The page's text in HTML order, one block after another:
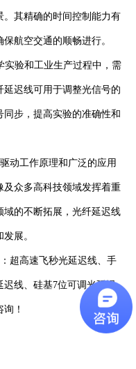
其精确的时间控制能力有
航空交通的顺畅进行。
实验和工业生产过程中，需
迟线可用于调整光信号的
步，提高实验的准确性和
动工作原理和广泛的应用
众多高科技领域发挥着重
的不断拓展，光纤延迟线
展。
超高速飞秒光延迟线、 手
迟线、 硅基7位可调光延迟
！